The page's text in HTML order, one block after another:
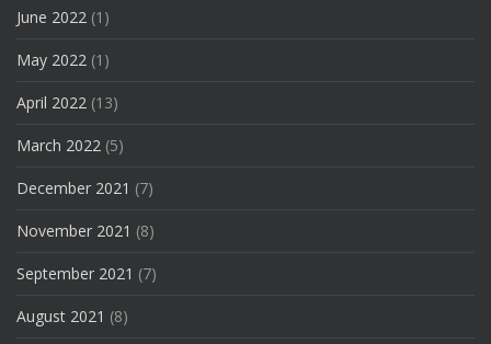
June 2022 (1)
May 2022 (1)
April 2022 (13)
March 2022 (5)
December 2021 (7)
November 2021 (8)
September 2021 (7)
August 2021 (8)